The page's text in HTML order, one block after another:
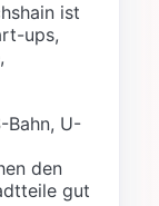
ist
ups,
Bahn, U-
den
gut